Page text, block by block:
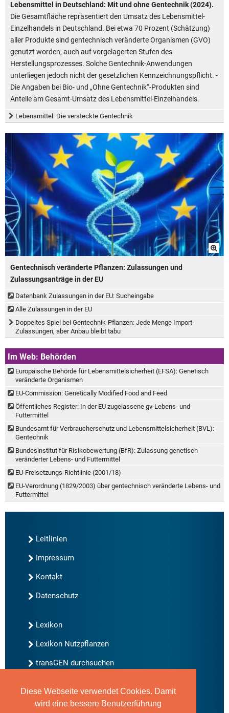
Diese Webseite verwendet Cookies. Damit
wird eine bessere Benutzerführung
Lebensmittel in Deutschland: Mit und ohne Gentechnik (2024).
Die Gesamtfläche repräsentiert den Umsatz des Lebensmittel-
Einzelhandels in Deutschland. Bei etwa 70 Prozent (Schätzung)
aller Produkte sind gentechnisch veränderte Organismen (GVO)
genutzt worden, auch auf vorgelagerten Stufen des
Herstellungsprozesses. Solche Gentechnik-Anwendungen
unterliegen jedoch nicht der gesetzlichen Kennzeichnungspflicht. -
Die Angaben bei Bio- und „Ohne Gentechnik“-Produkten sind
Anteile am Gesamt-Umsatz des Lebensmittel-Einzelhandels.
Lebensmittel: Die versteckte Gentechnik
Gentechnisch veränderte Pflanzen: Zulassungen und
Zulassungsanträge in der EU
Datenbank Zulassungen in der EU: Sucheingabe
Alle Zulassungen in der EU
Doppeltes Spiel bei Gentechnik-Pflanzen: Jede Menge Import-
Zulassungen, aber Anbau bleibt tabu
Im Web: Behörden
Europäische Behörde für Lebensmittelsicherheit (EFSA): Genetisch
veränderte Organismen
EU-Commission: Genetically Modified Food and Feed
Öffentliches Register: In der EU zugelassene gv-Lebens- und
Futtermittel
Bundesamt für Verbraucherschutz und Lebensmittelsicherheit (BVL):
Gentechnik
Bundesinstitut für Risikobewertung (BfR): Zulassung genetisch
veränderter Lebens- und Futtermittel
EU-Freisetzungs-Richtlinie (2001/18)
EU-Verordnung (1829/2003) über gentechnisch veränderte Lebens- und
Futtermittel
Leitlinien
Impressum
Kontakt
Datenschutz
Lexikon
Lexikon Nutzpflanzen
transGEN durchsuchen
Neu bei transGEN